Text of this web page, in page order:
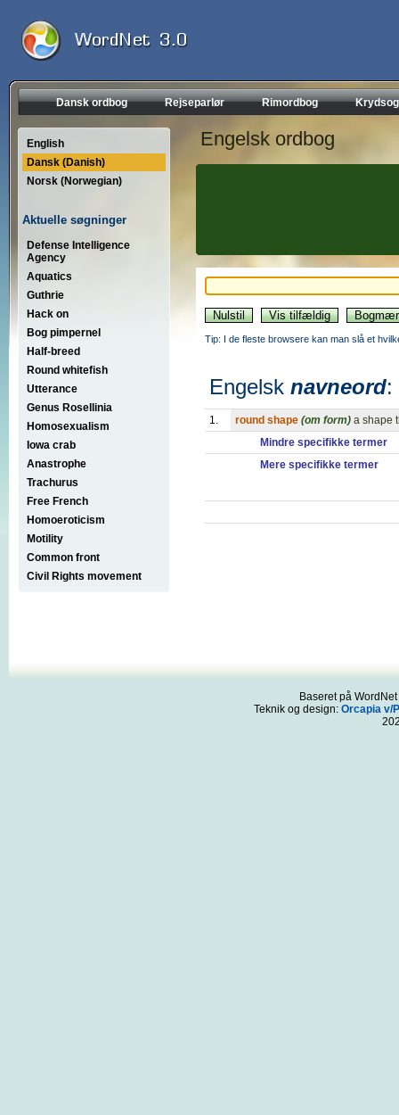
Dansk ordbog Rejseparlør Rimordbog
English
Dansk (Danish)
Norsk (Norwegian)
Aktuelle søgninger
Defense Intelligence
Agency
Aquatics
Guthrie
Hack on
Bog pimpernel
Half-breed
Round whitefish
Utterance
Genus Rosellinia
Homosexualism
Iowa crab
Anastrophe
Trachurus
Free French
Homoeroticism
Motility
Common front
Civil Rights movement
Engelsk ordbog
Tip: I de fleste browsere kan man slå et
Engelsk navneord:
1. round shape (om form) a shape
Mindre specifikke termer
Mere specifikke termer
Baseret på
Teknik og design: Orcapia v/